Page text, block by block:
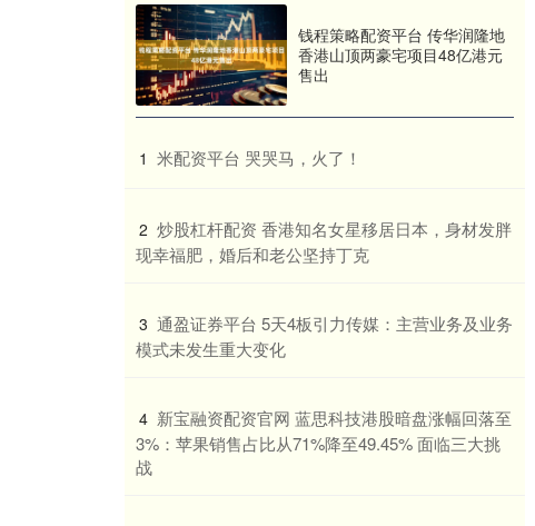
钱程策略配资平台 传华润隆地
香港山顶两豪宅项目48亿港元
售出
1 ​米配资平台 哭哭马，火了！
2 ​炒股杠杆配资 香港知名女星移居日本，身材发胖
现幸福肥，婚后和老公坚持丁克
3 ​通盈证券平台 5天4板引力传媒：主营业务及业务
模式未发生重大变化
4 ​新宝融资配资官网 蓝思科技港股暗盘涨幅回落至
3%：苹果销售占比从71%降至49.45% 面临三大挑
战